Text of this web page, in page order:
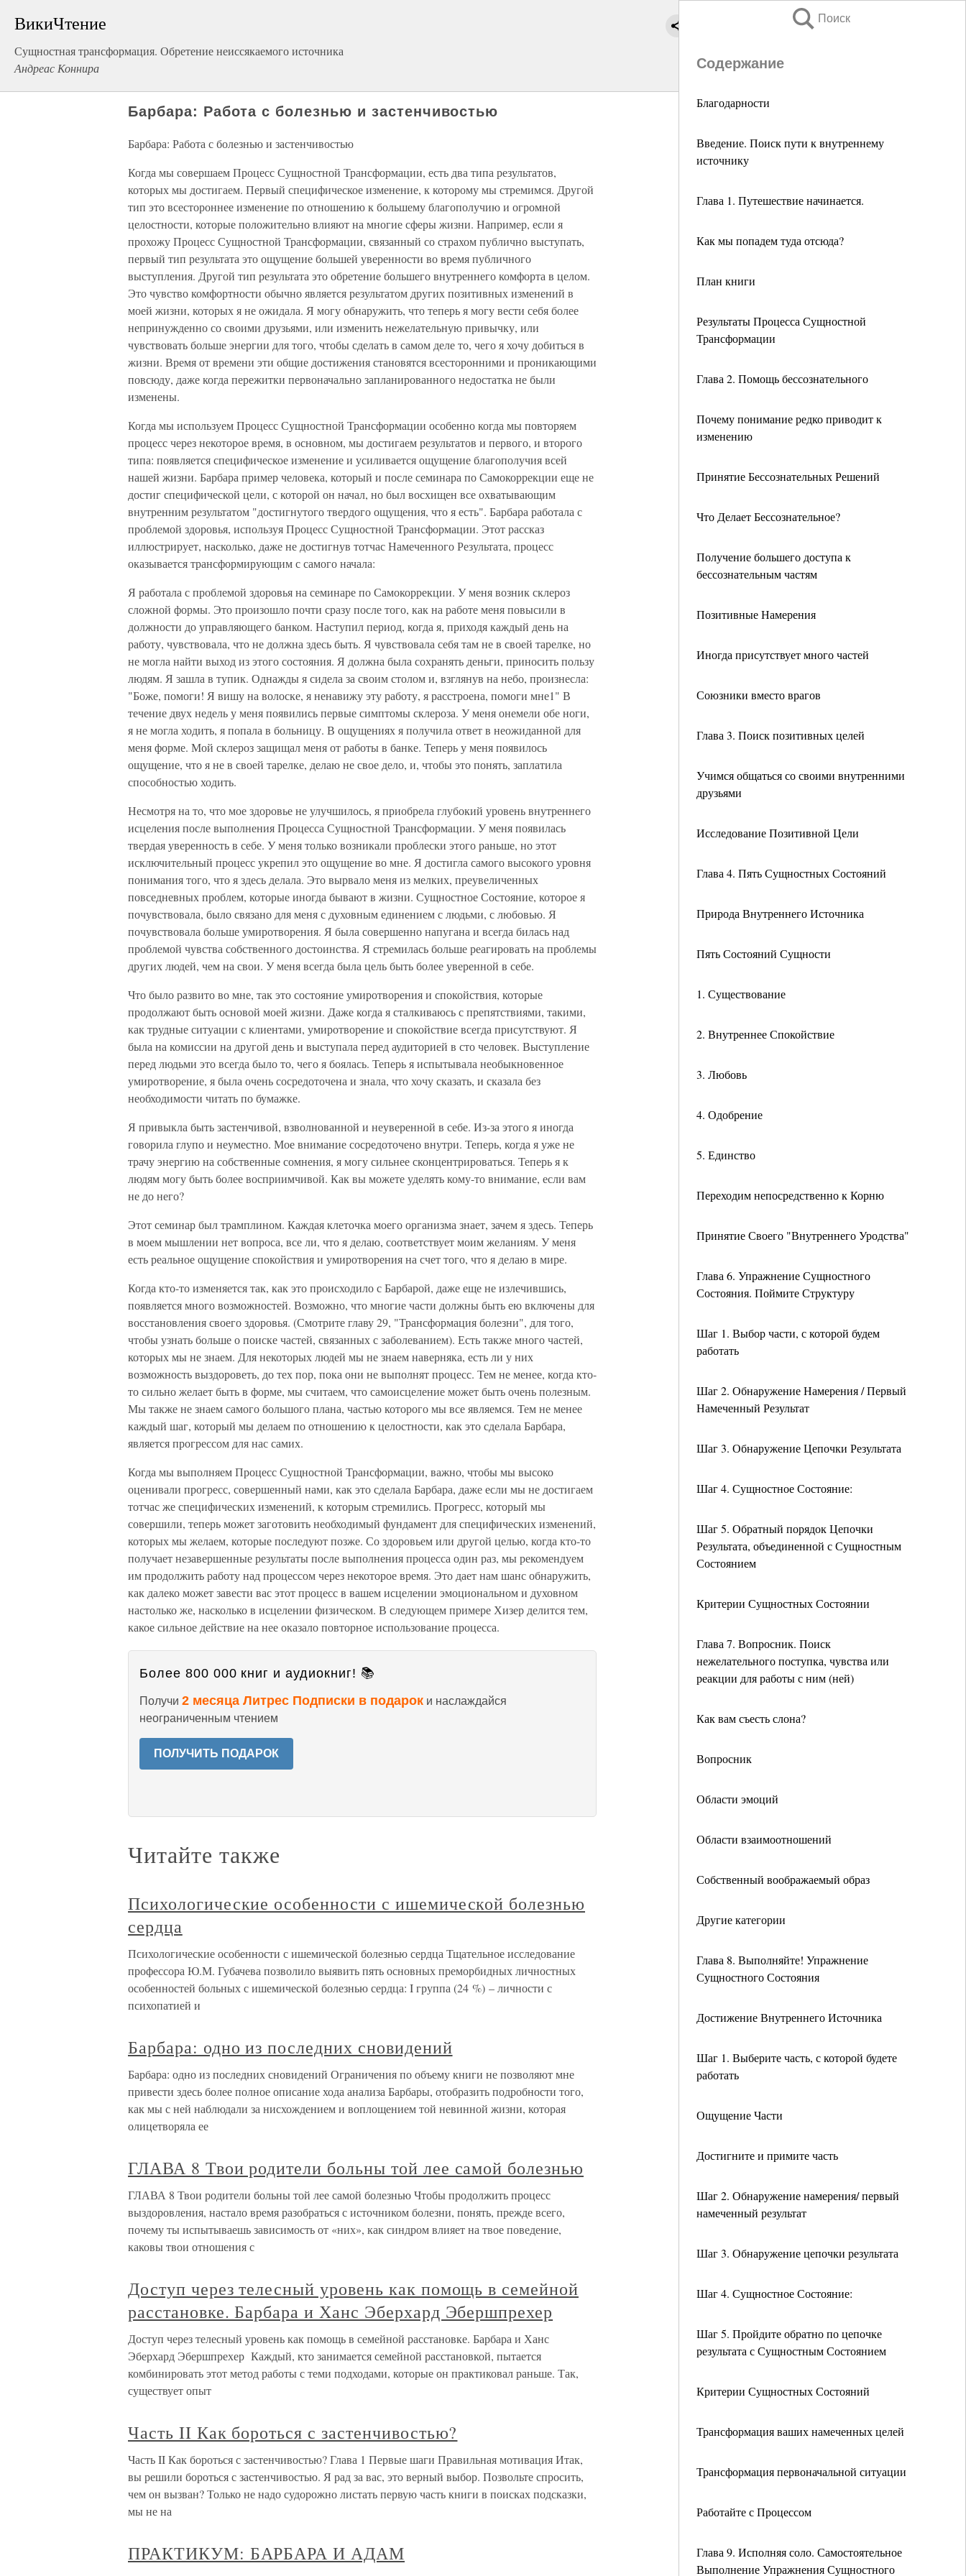
ВикиЧтение
Сущностная трансформация. Обретение неиссякаемого источника
Андреас Коннира
Поиск
Содержание
Благодарности
Введение. Поиск пути к внутреннему
источнику
Глава 1. Путешествие начинается.
Как мы попадем туда отсюда?
План книги
Результаты Процесса Сущностной
Трансформации
Глава 2. Помощь бессознательного
Почему понимание редко приводит к
изменению
Принятие Бессознательных Решений
Что Делает Бессознательное?
Получение большего доступа к
бессознательным частям
Позитивные Намерения
Иногда присутствует много частей
Союзники вместо врагов
Глава 3. Поиск позитивных целей
Учимся общаться со своими внутренними
друзьями
Исследование Позитивной Цели
Глава 4. Пять Сущностных Состояний
Природа Внутреннего Источника
Пять Состояний Сущности
1. Существование
2. Внутреннее Спокойствие
3. Любовь
4. Одобрение
5. Единство
Переходим непосредственно к Корню
Принятие Своего "Внутреннего Уродства"
Глава 6. Упражнение Сущностного
Состояния. Поймите Структуру
Шаг 1. Выбор части, с которой будем
работать
Шаг 2. Обнаружение Намерения / Первый
Намеченный Результат
Шаг 3. Обнаружение Цепочки Результата
Шаг 4. Сущностное Состояние:
Шаг 5. Обратный порядок Цепочки
Результата, объединенной с Сущностным
Состоянием
Критерии Сущностных Состоянии
Глава 7. Вопросник. Поиск
нежелательного поступка, чувства или
реакции для работы с ним (ней)
Как вам съесть слона?
Вопросник
Области эмоций
Области взаимоотношений
Собственный воображаемый образ
Другие категории
Глава 8. Выполняйте! Упражнение
Сущностного Состояния
Достижение Внутреннего Источника
Шаг 1. Выберите часть, с которой будете
работать
Ощущение Части
Достигните и примите часть
Шаг 2. Обнаружение намерения/ первый
намеченный результат
Шаг 3. Обнаружение цепочки результата
Шаг 4. Сущностное Состояние:
Шаг 5. Пройдите обратно по цепочке
результата с Сущностным Состоянием
Критерии Сущностных Состояний
Трансформация ваших намеченных целей
Трансформация первоначальной ситуации
Работайте с Процессом
Глава 9. Исполняя соло. Самостоятельное
Выполнение Упражнения Сущностного
Барбара: Работа с болезнью и застенчивостью
Барбара: Работа с болезнью и застенчивостью
Когда мы совершаем Процесс Сущностной Трансформации, есть два типа результатов,
которых мы достигаем. Первый специфическое изменение, к которому мы стремимся. Другой
тип это всестороннее изменение по отношению к большему благополучию и огромной
целостности, которые положительно влияют на многие сферы жизни. Например, если я
прохожу Процесс Сущностной Трансформации, связанный со страхом публично выступать,
первый тип результата это ощущение большей уверенности во время публичного
выступления. Другой тип результата это обретение большего внутреннего комфорта в целом.
Это чувство комфортности обычно является результатом других позитивных изменений в
моей жизни, которых я не ожидала. Я могу обнаружить, что теперь я могу вести себя более
непринужденно со своими друзьями, или изменить нежелательную привычку, или
чувствовать больше энергии для того, чтобы сделать в самом деле то, чего я хочу добиться в
жизни. Время от времени эти общие достижения становятся всесторонними и проникающими
повсюду, даже когда пережитки первоначально запланированного недостатка не были
изменены.
Когда мы используем Процесс Сущностной Трансформации особенно когда мы повторяем
процесс через некоторое время, в основном, мы достигаем результатов и первого, и второго
типа: появляется специфическое изменение и усиливается ощущение благополучия всей
нашей жизни. Барбара пример человека, который и после семинара по Самокоррекции еще не
достиг специфической цели, с которой он начал, но был восхищен все охватывающим
внутренним результатом "достигнутого твердого ощущения, что я есть". Барбара работала с
проблемой здоровья, используя Процесс Сущностной Трансформации. Этот рассказ
иллюстрирует, насколько, даже не достигнув тотчас Намеченного Результата, процесс
оказывается трансформирующим с самого начала:
Я работала с проблемой здоровья на семинаре по Самокоррекции. У меня возник склероз
сложной формы. Это произошло почти сразу после того, как на работе меня повысили в
должности до управляющего банком. Наступил период, когда я, приходя каждый день на
работу, чувствовала, что не должна здесь быть. Я чувствовала себя там не в своей тарелке, но
не могла найти выход из этого состояния. Я должна была сохранять деньги, приносить пользу
людям. Я зашла в тупик. Однажды я сидела за своим столом и, взглянув на небо, произнесла:
"Боже, помоги! Я вишу на волоске, я ненавижу эту работу, я расстроена, помоги мне1" В
течение двух недель у меня появились первые симптомы склероза. У меня онемели обе ноги,
я не могла ходить, я попала в больницу. В ощущениях я получила ответ в неожиданной для
меня форме. Мой склероз защищал меня от работы в банке. Теперь у меня появилось
ощущение, что я не в своей тарелке, делаю не свое дело, и, чтобы это понять, заплатила
способностью ходить.
Несмотря на то, что мое здоровье не улучшилось, я приобрела глубокий уровень внутреннего
исцеления после выполнения Процесса Сущностной Трансформации. У меня появилась
твердая уверенность в себе. У меня только возникали проблески этого раньше, но этот
исключительный процесс укрепил это ощущение во мне. Я достигла самого высокого уровня
понимания того, что я здесь делала. Это вырвало меня из мелких, преувеличенных
повседневных проблем, которые иногда бывают в жизни. Сущностное Состояние, которое я
почувствовала, было связано для меня с духовным единением с людьми, с любовью. Я
почувствовала больше умиротворения. Я была совершенно напугана и всегда билась над
проблемой чувства собственного достоинства. Я стремилась больше реагировать на проблемы
других людей, чем на свои. У меня всегда была цель быть более уверенной в себе.
Что было развито во мне, так это состояние умиротворения и спокойствия, которые
продолжают быть основой моей жизни. Даже когда я сталкиваюсь с препятствиями, такими,
как трудные ситуации с клиентами, умиротворение и спокойствие всегда присутствуют. Я
была на комиссии на другой день и выступала перед аудиторией в сто человек. Выступление
перед людьми это всегда было то, чего я боялась. Теперь я испытывала необыкновенное
умиротворение, я была очень сосредоточена и знала, что хочу сказать, и сказала без
необходимости читать по бумажке.
Я привыкла быть застенчивой, взволнованной и неуверенной в себе. Из-за этого я иногда
говорила глупо и неуместно. Мое внимание сосредоточено внутри. Теперь, когда я уже не
трачу энергию на собственные сомнения, я могу сильнее сконцентрироваться. Теперь я к
людям могу быть более восприимчивой. Как вы можете уделять кому-то внимание, если вам
не до него?
Этот семинар был трамплином. Каждая клеточка моего организма знает, зачем я здесь. Теперь
в моем мышлении нет вопроса, все ли, что я делаю, соответствует моим желаниям. У меня
есть реальное ощущение спокойствия и умиротворения на счет того, что я делаю в мире.
Когда кто-то изменяется так, как это происходило с Барбарой, даже еще не излечившись,
появляется много возможностей. Возможно, что многие части должны быть ею включены для
восстановления своего здоровья. (Смотрите главу 29, "Трансформация болезни", для того,
чтобы узнать больше о поиске частей, связанных с заболеванием). Есть также много частей,
которых мы не знаем. Для некоторых людей мы не знаем наверняка, есть ли у них
возможность выздороветь, до тех пор, пока они не выполнят процесс. Тем не менее, когда кто-
то сильно желает быть в форме, мы считаем, что самоисцеление может быть очень полезным.
Мы также не знаем самого большого плана, частью которого мы все являемся. Тем не менее
каждый шаг, который мы делаем по отношению к целостности, как это сделала Барбара,
является прогрессом для нас самих.
Когда мы выполняем Процесс Сущностной Трансформации, важно, чтобы мы высоко
оценивали прогресс, совершенный нами, как это сделала Барбара, даже если мы не достигаем
тотчас же специфических изменений, к которым стремились. Прогресс, который мы
совершили, теперь может заготовить необходимый фундамент для специфических изменений,
которых мы желаем, которые последуют позже. Со здоровьем или другой целью, когда кто-то
получает незавершенные результаты после выполнения процесса один раз, мы рекомендуем
им продолжить работу над процессом через некоторое время. Это дает нам шанс обнаружить,
как далеко может завести вас этот процесс в вашем исцелении эмоциональном и духовном
настолько же, насколько в исцелении физическом. В следующем примере Хизер делится тем,
какое сильное действие на нее оказало повторное использование процесса.
Более 800 000 книг и аудиокниг! 📚
Получи 2 месяца Литрес Подписки в подарок и наслаждайся
неограниченным чтением
ПОЛУЧИТЬ ПОДАРОК
Читайте также
Психологические особенности с ишемической болезнью
сердца
Психологические особенности с ишемической болезнью сердца Тщательное исследование
профессора Ю.М. Губачева позволило выявить пять основных преморбидных личностных
особенностей больных с ишемической болезнью сердца: I группа (24 %) – личности с
психопатией и
Барбара: одно из последних сновидений
Барбара: одно из последних сновидений Ограничения по объему книги не позволяют мне
привести здесь более полное описание хода анализа Барбары, отобразить подробности того,
как мы с ней наблюдали за нисхождением и воплощением той невинной жизни, которая
олицетворяла ее
ГЛАВА 8 Твои родители больны той лее самой болезнью
ГЛАВА 8 Твои родители больны той лее самой болезнью Чтобы продолжить процесс
выздоровления, настало время разобраться с источником болезни, понять, прежде всего,
почему ты испытываешь зависимость от «них», как синдром влияет на твое поведение,
каковы твои отношения с
Доступ через телесный уровень как помощь в семейной
расстановке. Барбара и Ханс Эберхард Эбершпрехер
Доступ через телесный уровень как помощь в семейной расстановке. Барбара и Ханс
Эберхард Эбершпрехер Каждый, кто занимается семейной расстановкой, пытается
комбинировать этот метод работы с теми подходами, которые он практиковал раньше. Так,
существует опыт
Часть II Как бороться с застенчивостью?
Часть II Как бороться с застенчивостью? Глава 1 Первые шаги Правильная мотивация Итак,
вы решили бороться с застенчивостью. Я рад за вас, это верный выбор. Позвольте спросить,
чем он вызван? Только не надо судорожно листать первую часть книги в поисках подсказки,
мы не на
ПРАКТИКУМ: БАРБАРА И АДАМ